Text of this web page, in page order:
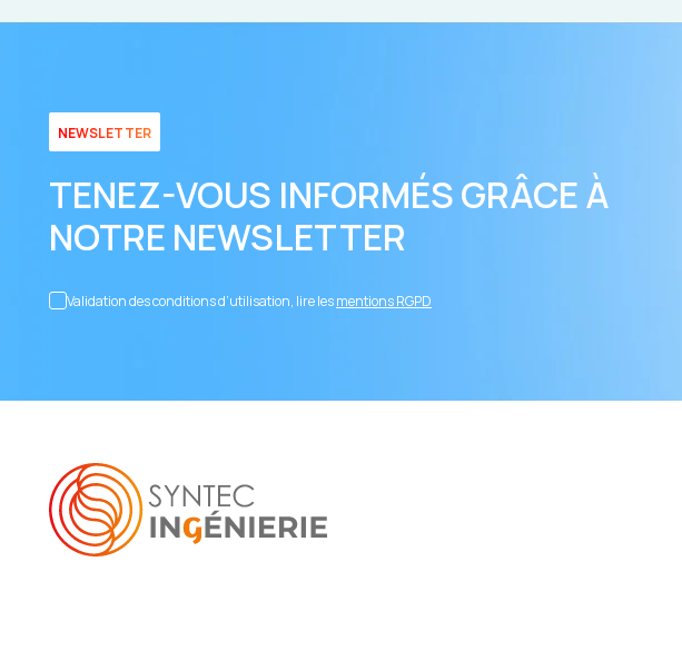
NEWSLETTER
TENEZ-VOUS INFORMÉS GRÂCE À
NOTRE NEWSLETTER
Validation des conditions d’utilisation, lire lesmentions RGPD